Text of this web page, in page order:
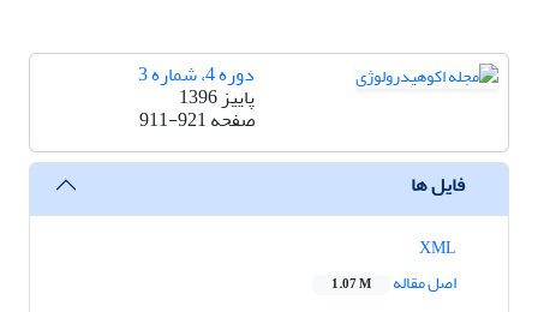
دوره 4، شماره 3
پاییز 1396
صفحه911-921
فایل ها
اصل مقاله
1.07 M